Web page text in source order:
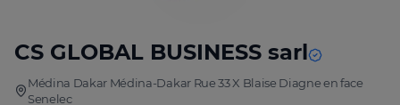
CS GLOBAL BUSINESS sarl
Médina Dakar Médina-Dakar Rue 33 X Blaise Diagne en face
Senelec